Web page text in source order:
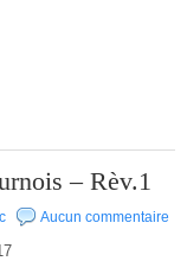
– Rèv.1
Aucun commentaire